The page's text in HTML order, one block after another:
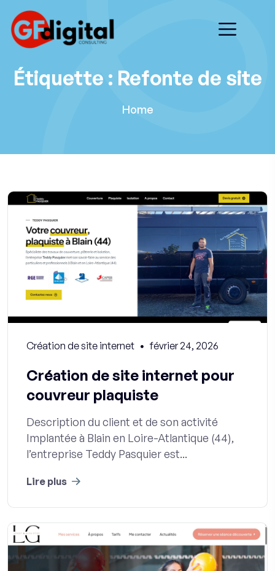
Étiquette : Refonte de site
Home
Création de site internet février 24, 2026
Création de site internet pour
couvreur plaquiste
Description du client et de son activité
Implantée à Blain en Loire-Atlantique (44),
l’entreprise Teddy Pasquier est...
Lire plus